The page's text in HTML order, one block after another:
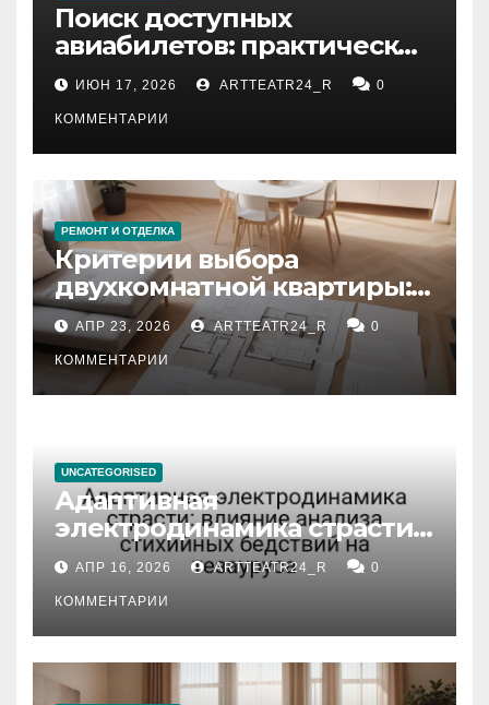
Поиск доступных
авиабилетов: практические
рекомендации
ИЮН 17, 2026 ARTTEATR24_R 0
КОММЕНТАРИИ
РЕМОНТ И ОТДЕЛКА
Критерии выбора
двухкомнатной квартиры:
планировка, площадь,
состояние и документация
АПР 23, 2026 ARTTEATR24_R 0
КОММЕНТАРИИ
UNCATEGORISED
Адаптивная
электродинамика страсти:
влияние анализа
стихийных бедствий на
тезауруса
АПР 16, 2026 ARTTEATR24_R 0
КОММЕНТАРИИ